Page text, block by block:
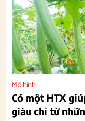
Mô hình
Có một HTX
giàu chỉ từ